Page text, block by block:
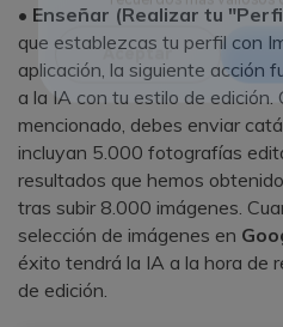
Arregla fotos dañadas,
recuerdos más valiosos
Aceptar
• Enseñar (Realizar tu
que establezcas tu perfil con
aplicación, la siguiente acción
a la IA con tu estilo de edición.󠀲󠀡󠀠󠀦󠀣󠀩󠀣󠀢󠀢󠀳󠀰
mencionado, debes enviar
incluyan 5.000 fotografías
resultados que hemos
tras subir 8.000 imágenes.󠀲󠀡󠀠󠀦󠀣󠀩󠀣󠀢󠀤󠀳󠀰
selección de imágenes en
éxito tendrá la IA a la hora de
de edición.󠀲󠀡󠀠󠀦󠀩󠀣󠀢󠀥󠀳